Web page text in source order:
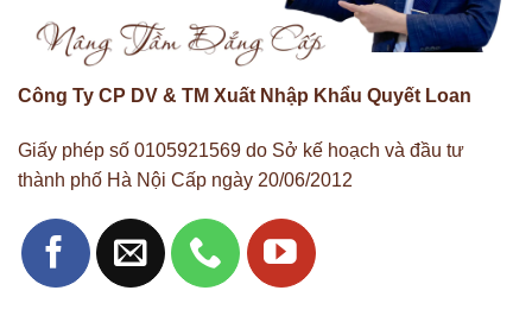
Vậy Nội Thất Phòng Bếp Bao Gồm Những
Gì?
Nội thất trong phòng bếp bao gồm các thiết bị và đồ dùng
hỗ trợ cho các hoạt động nấu ăn và chuẩn bị thức ăn.
Công Ty CP DV & TM Xuất Nhập Khẩu Quyết Loan
Giấy phép số 0105921569 do Sở kế hoạch và đầu tư
thành phố Hà Nội Cấp ngày 20/06/2012